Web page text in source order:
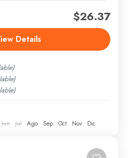
Caleta, Santo Domingo, es un
remozado, cuanta con
y de picnic, piscina
$26.37
Details
Jun Jul Ago Sep Oct Nov Dic